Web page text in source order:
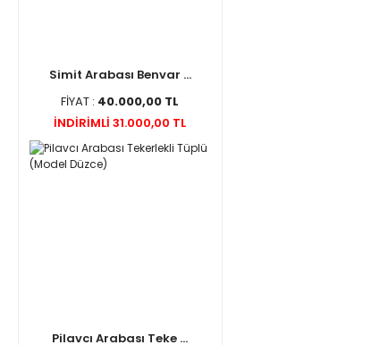
Simit Arabası Benvar ...
FİYAT : 40.000,00 TL
İNDİRİMLİ 31.000,00 TL
Pilavcı Arabası Teke ...